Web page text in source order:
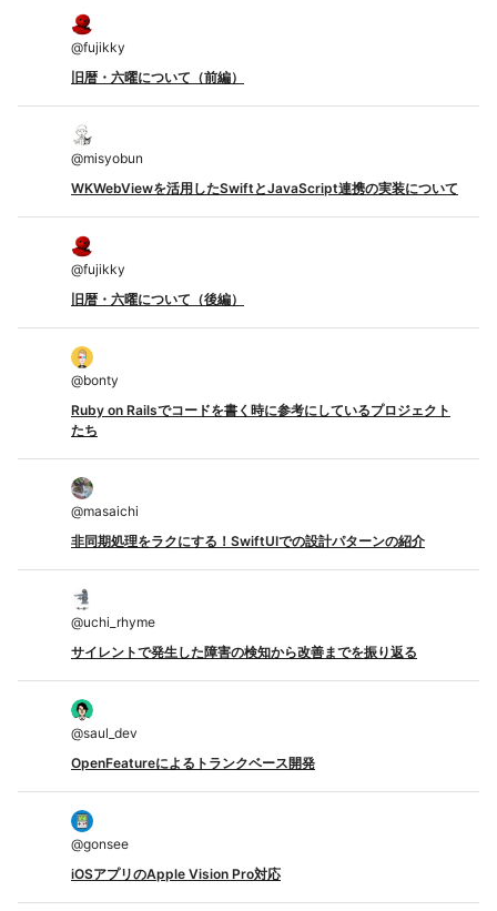
@fujikky
旧暦・六曜について（前編）
@misyobun
WKWebViewを活用したSwiftとJavaScript連携の実装について
@fujikky
旧暦・六曜について（後編）
@bonty
Ruby on Railsでコードを書く時に参考にしているプロジェクト
たち
@masaichi
非同期処理をラクにする！SwiftUIでの設計パターンの紹介
@uchi_rhyme
サイレントで発生した障害の検知から改善までを振り返る
@saul_dev
OpenFeatureによるトランクベース開発
@gonsee
iOSアプリのApple Vision Pro対応